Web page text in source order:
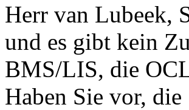
Herr van Lubeek,
und es gibt kein
BMS/LIS, die
Haben Sie vor, die